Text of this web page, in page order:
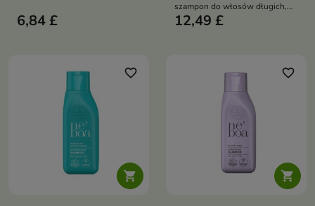
głowy i nadaje pasmom efekt
blasku oraz laminacji
6,84 £
szampon do włosów długich,
doczepianych i przedłużanych,
12,49 £

favorite_border

favorite_border